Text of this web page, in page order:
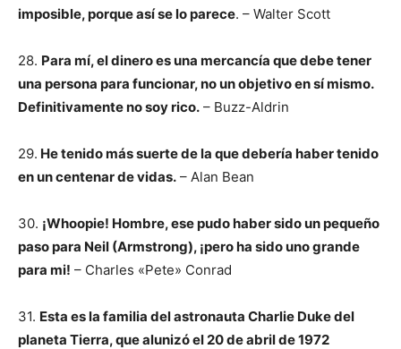
imposible, porque así se lo parece. – Walter Scott
28. Para mí, el dinero es una mercancía que debe tener
una persona para funcionar, no un objetivo en sí mismo.
Definitivamente no soy rico. – Buzz-Aldrin
29. He tenido más suerte de la que debería haber tenido
en un centenar de vidas. – Alan Bean
30. ¡Whoopie! Hombre, ese pudo haber sido un pequeño
paso para Neil (Armstrong), ¡pero ha sido uno grande
para mi! – Charles «Pete» Conrad
31. Esta es la familia del astronauta Charlie Duke del
planeta Tierra, que alunizó el 20 de abril de 1972